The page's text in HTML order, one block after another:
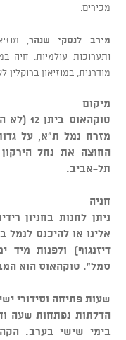
מכירים.
מירב לנסקי שנהר ,
מודרנית, במוזיאון
מיקום
מזרח נמל ת"א, על
החוצה את נחל הירקון
תל-אביב.
חניה
ניתן לחנות בחניון
אלינו או להיכנס לנמל
דיזנגוף) ולפנות מיד
סמל". טוקהאוס הוא
שעות פתיחה וסידורי
הדלתות נפתחות שעה
בימי שישי בערב.